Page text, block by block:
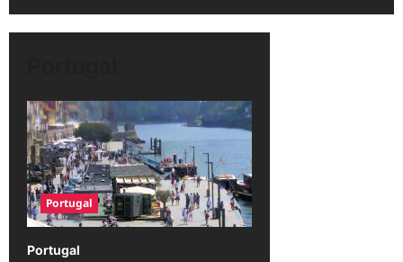
Portugal
Portugal